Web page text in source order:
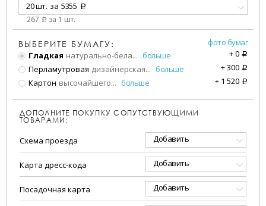
20 шт. за 5355 a
267 a за 1 шт.
ВЫБЕРИТЕ БУМАГУ:
фото бумаг
Гладкая натурально-бела... больше +0 a
Перламутровая дизайнерская... больше +300 a
Картон высочайшего... больше + 1 520 a
ДОПОЛНИТЕ ПОКУПКУ СОПУТСТВУЮЩИМИ
ТОВАРАМИ:
Схема проезда Добавить
Карта дресс-кода Добавить
Посадочная карта Добавить